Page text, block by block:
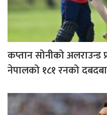
कप्तान सोनीको अलराउन्ड
नेपालको १८१ रनको